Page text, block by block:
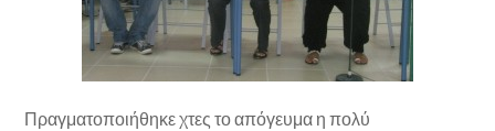
Πραγματοποιήθηκε χτες το απόγευμα η πολύ